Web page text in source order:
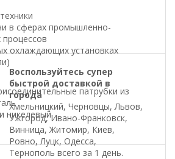
в сферах промышленно-
процессов
охлаждающих установках
патрубки из
никелевый
Воспользуйтесь супер
быстрой доставкой в
города
Хмельницкий, Черновцы, Львов,
Ужгород, Ивано-Франковск,
Винница, Житомир, Киев,
Ровно, Луцк, Одесса,
Тернополь всего за 1 день.